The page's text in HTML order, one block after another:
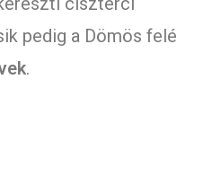
pedig a Dömös felé
.